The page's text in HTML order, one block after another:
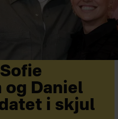
og Daniel
i skjul